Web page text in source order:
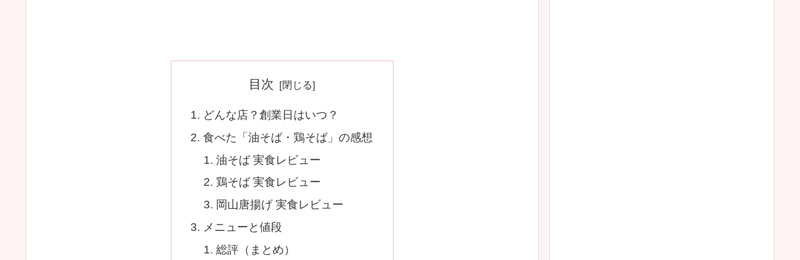
目次
どんな店？創業日はいつ？
食べた「油そば・鶏そば」の感想
油そば 実食レビュー
鶏そば 実食レビュー
岡山唐揚げ 実食レビュー
メニューと値段
総評（まとめ）